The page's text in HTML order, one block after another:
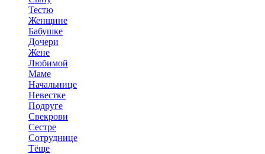
Тестю
Женщине
Бабушке
Дочери
Жене
Любимой
Маме
Начальнице
Невестке
Подруге
Свекрови
Сестре
Сотруднице
Тёще